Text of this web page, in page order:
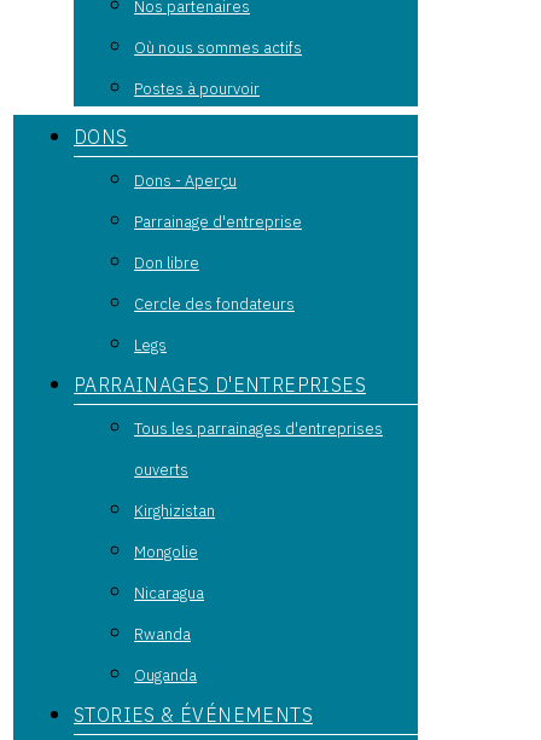
Nos partenaires
Où nous sommes actifs
Postes à pourvoir
DONS
Dons - Aperçu
Parrainage d'entreprise
Don libre
Cercle des fondateurs
Legs
PARRAINAGES D'ENTREPRISES
Tous les parrainages d'entreprises
ouverts
Kirghizistan
Mongolie
Nicaragua
Rwanda
Ouganda
STORIES & ÉVÉNEMENTS